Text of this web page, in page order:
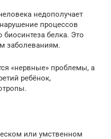
недополучает
процессов
белка. Это
заболеваниям.
«нервные» проблемы, а
ребёнок,
или умственном